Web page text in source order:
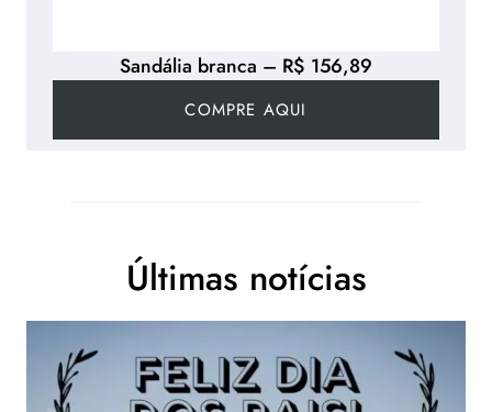
Sandália branca – R$ 156,89
COMPRE AQUI
Últimas notícias